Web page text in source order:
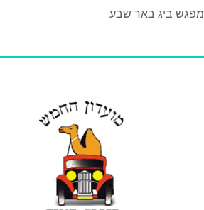
מפגש ביג באר שבע